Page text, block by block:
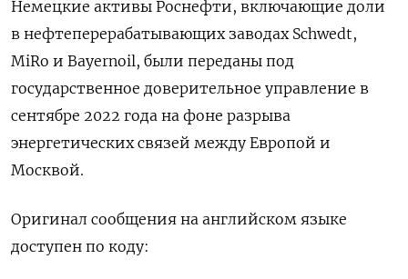
Немецкие активы Роснефти, включающие доли
в нефтеперерабатывающих заводах Schwedt,
MiRo и Bayernoil, были переданы под
государственное доверительное управление в
сентябре 2022 года на фоне разрыва
энергетических связей между Европой и
Москвой.
Оригинал сообщения на английском языке
доступен по коду: